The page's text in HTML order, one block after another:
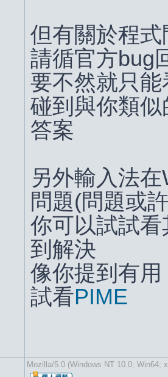
但有關於程
請循官方bug
要不然就只
碰到與你類
答案
另外輸入法
問題(問題或
你可以試試
到解決
像你提到有
試看PIME
Mozilla/5.0 (Windows NT 10.0; Win64;